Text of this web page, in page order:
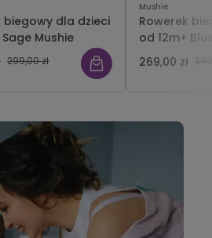
biegowy dla dzieci
Mushie
299,00 zł
Mushie
Rowerek
od 12m+
269,00 zł